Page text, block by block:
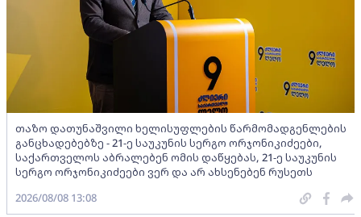
თაზო დათუნაშვილი ხელისუფლების წარმომადგენლების
განცხადებებზე - 21-ე საუკუნის სერგო ორჯონიკიძეები,
საქართველოს აბრალებენ ომის დაწყებას, 21-ე საუკუნის
სერგო ორჯონიკიძეები ვერ და არ ახსენებენ რუსეთს
2026/08/08 13:08